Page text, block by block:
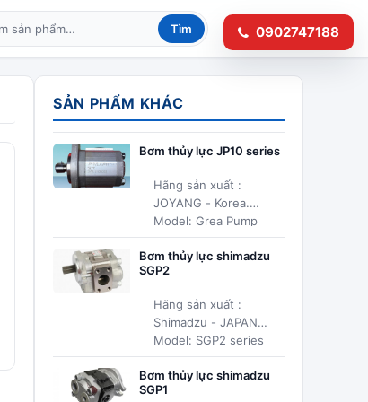
sản phẩm
Tìm 0902747188
SẢN PHẨM KHÁC
Bơm thủy lực JP10 series
Hãng sản xuất :
JOYANG - Korea.
Model: Grea Pump
JP10
Bơm thủy lực shimadzu
SGP2
Hãng sản xuất :
Shimadzu - JAPAN
Model: SGP2 series
Bơm thủy lực shimadzu
SGP1